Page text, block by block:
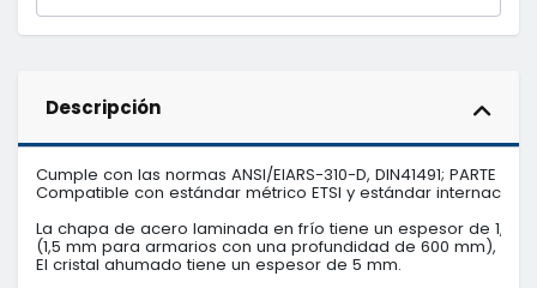
Descripción
Cumple con las normas ANSI/EIARS-310-D, DIN41491; PARTE 1,
Compatible con estándar métrico ETSI y estándar
La chapa de acero laminada en frío tiene un espesor de 1,2
(1,5 mm para armarios con una profundidad de 600 mm), 1,2
El cristal ahumado tiene un espesor de 5 mm.